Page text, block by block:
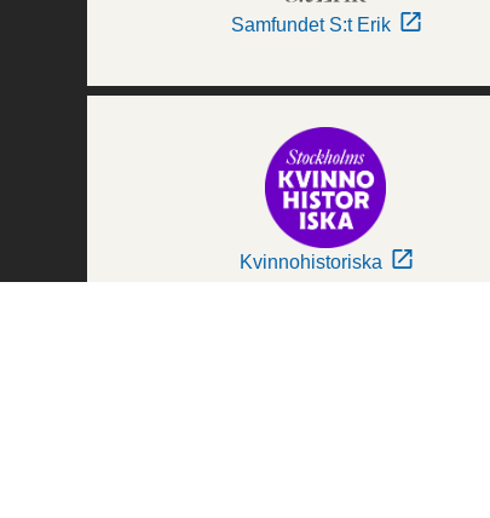
Samfundet S:t Erik
Kvinnohistoriska